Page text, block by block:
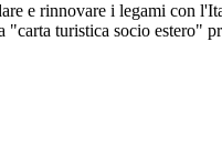
e rinnovare i legami con
"carta turistica socio estero"